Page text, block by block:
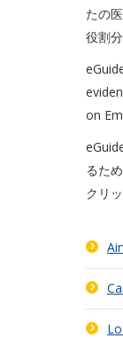
たの
役割
on
るた
クリ